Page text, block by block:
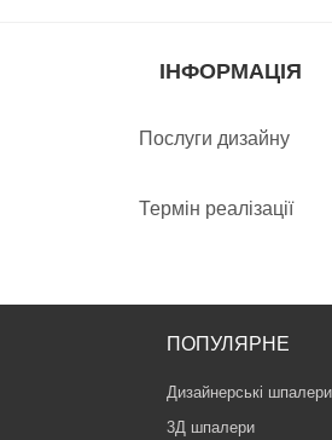
ІНФОРМАЦІЯ
Послуги дизайну
Термін реалізації
ПОПУЛЯРНЕ
Дизайнерські шпалери
3Д шпалери